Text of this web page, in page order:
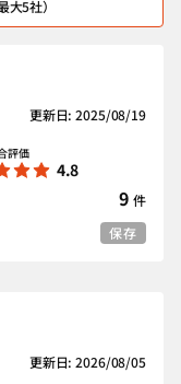
5社）
更新日: 2025/08/19
評価
4.8
9 件
保存
更新日: 2026/08/05